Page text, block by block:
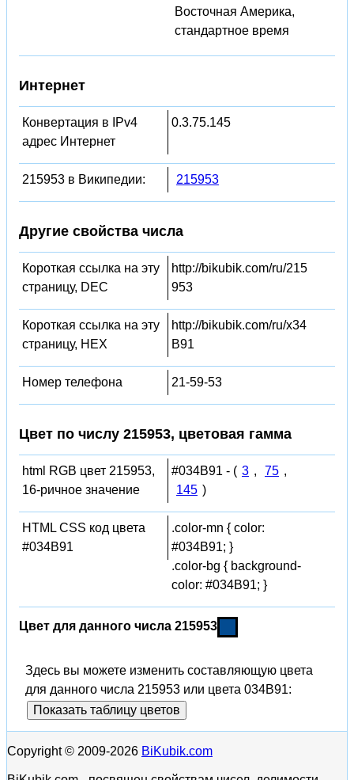
Восточная Америка,
стандартное время
Интернет
Конвертация в IPv4
адрес Интернет
0.3.75.145
215953 в Википедии: 215953
Другие свойства числа
Короткая ссылка на эту
страницу, DEC
http://bikubik.com/ru/215
953
Короткая ссылка на эту
страницу, HEX
http://bikubik.com/ru/x34
B91
Номер телефона 21-59-53
Цвет по числу 215953, цветовая гамма
html RGB цвет 215953,
16-ричное значение
#034B91 - ( 3 , 75 ,
145 )
HTML CSS код цвета
#034B91
.color-mn { color:
#034B91; }
.color-bg { background-
color: #034B91; }
Цвет для данного числа 215953
Здесь вы можете изменить составляющую цвета
для данного числа 215953 или цвета 034B91:
Показать таблицу цветов
Copyright © 2009-2026 BiKubik.com